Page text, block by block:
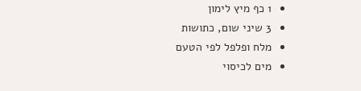
1 כף מיץ לימון
3 שיני שום, כתושות
מלח ופלפל לפי הטעם
מים לכיסוי